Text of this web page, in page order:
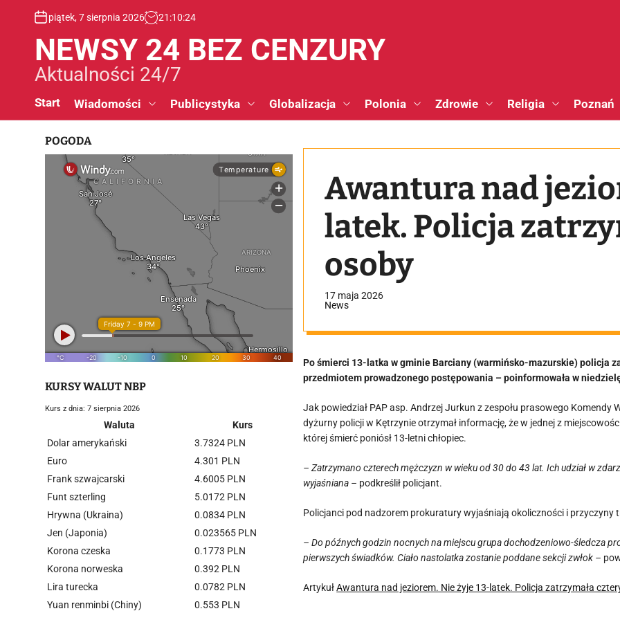
piątek, 7 sierpnia 2026 21 :10:25
NEWSY 24 BEZ CENZURY
Aktualności 24/7
Start Wiadomości Publicystyka Globalizacja Polonia Zdrowie Religia Poznań
Awantura nad
latek. Policja
osoby
17 maja 2026
News
Po śmierci 13-latka w gminie Barciany (warmińsko-mazurskie) policja
przedmiotem prowadzonego postępowania – poinformowała w
Jak powiedział PAP asp. Andrzej Jurkun z zespołu prasowego Komendy
dyżurny policji w Kętrzynie otrzymał informację, że w jednej z
której śmierć poniósł 13-letni chłopiec.
– Zatrzymano czterech mężczyzn w wieku od 30 do 43 lat. Ich udział w
wyjaśniana – podkreślił policjant.
Policjanci pod nadzorem prokuratury wyjaśniają okoliczności i przyczyny
– Do późnych godzin nocnych na miejscu grupa dochodzeniowo-śledcza
pierwszych świadków. Ciało nastolatka zostanie poddane sekcji zwłok –
ArtykułAwantura nad jeziorem. Nie żyje 13-latek. Policja zatrzymała
POGODA
KURSY WALUT NBP
Kurs z dnia: 7 sierpnia 2026
Waluta
Kurs
Dolar amerykański
3.7324 PLN
Euro
4.301 PLN
Frank szwajcarski
4.6005 PLN
Funt szterling
5.0172 PLN
Hrywna (Ukraina)
0.0834 PLN
Jen (Japonia)
0.023565 PLN
Korona czeska
0.1773 PLN
Korona norweska
0.392 PLN
Lira turecka
0.0782 PLN
Yuan renminbi (Chiny)
0.553 PLN